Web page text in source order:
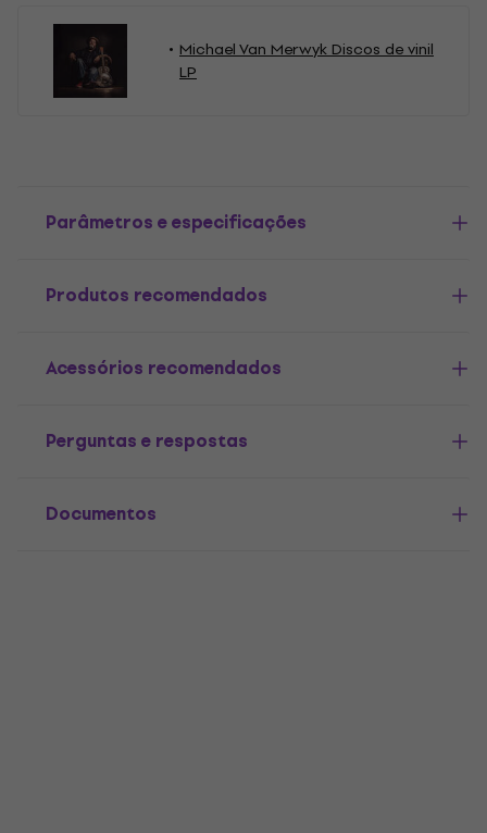
Michael Van Merwyk Discos de vinil
LP
Parâmetros e especificações
Produtos recomendados
Acessórios recomendados
Perguntas e respostas
Documentos